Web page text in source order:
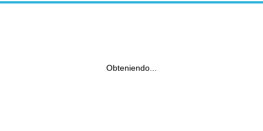
Obteniendo...